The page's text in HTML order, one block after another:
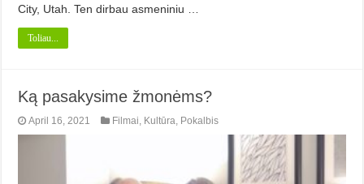
City, Utah. Ten dirbau asmeniniu …
Toliau...
Ką pasakysime žmonėms?
April 16, 2021 Filmai, Kultūra, Pokalbis